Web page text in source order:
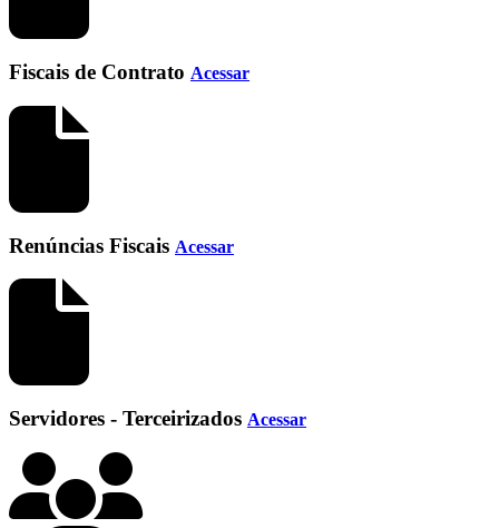
Fiscais de Contrato Acessar
Renúncias Fiscais Acessar
Servidores - Terceirizados Acessar